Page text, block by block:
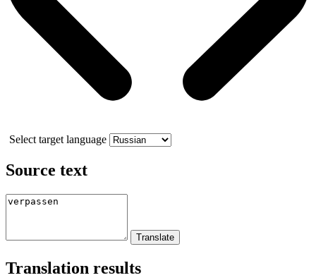
Select target language
Source text
Translation results